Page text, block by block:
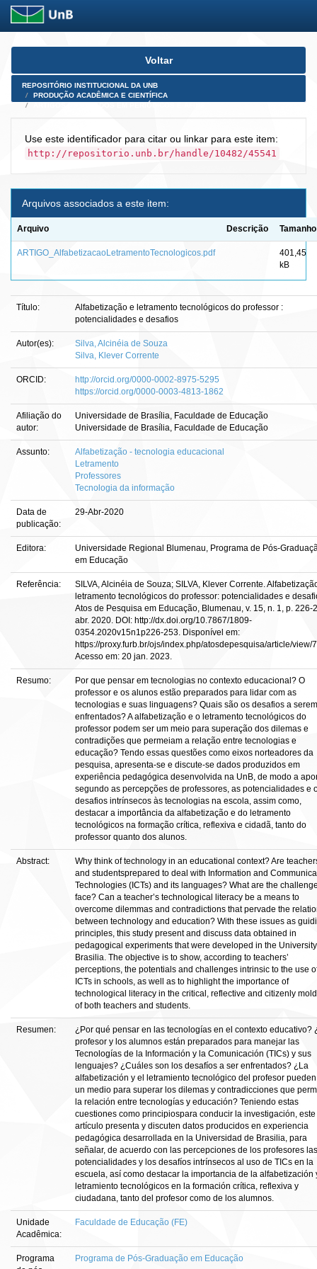
Skip
Voltar
REPOSITÓRIO INSTITUCIONAL DA UNB
PRODUÇÃO ACADÊMICA E CIENTÍFICA
Use este identificador para citar ou linkar para este item:
http://repositorio.unb.br/handle/10482/45541
Arquivos associados a este item:
Arquivo Descrição Tamanho
ARTIGO_AlfabetizacaoLetramentoTecnologicos.pdf
401,45
kB
Título:
Alfabetização e letramento tecnológicos do professor :
potencialidades e desafios
Autor(es):
Silva, Alcinéia de Souza
Silva, Klever Corrente
ORCID:
http://orcid.org/0000-0002-8975-5295
https://orcid.org/0000-0003-4813-1862
Afiliação do
autor:
Universidade de Brasília, Faculdade de Educação
Universidade de Brasília, Faculdade de Educação
Assunto:
Alfabetização - tecnologia educacional
Letramento
Professores
Tecnologia da informação
Data de
publicação:
29-Abr-2020
Editora:
Universidade Regional Blumenau, Programa de Pós-
em Educação
Referência:
SILVA, Alcinéia de Souza; SILVA, Klever Corrente.
letramento tecnológicos do professor: potencialidades e
Atos de Pesquisa em Educação, Blumenau, v. 15, n. 1, p. 226-
abr. 2020. DOI: http://dx.doi.org/10.7867/1809-
0354.2020v15n1p226-253. Disponível em:
https://proxy.furb.br/ojs/index.php/atosdepesquisa/article/view/
Acesso em: 20 jan. 2023.
Resumo:
Por que pensar em tecnologias no contexto educacional? O
professor e os alunos estão preparados para lidar com as
tecnologias e suas linguagens? Quais são os desafios a serem
enfrentados? A alfabetização e o letramento tecnológicos do
professor podem ser um meio para superação dos dilemas e
contradições que permeiam a relação entre tecnologias e
educação? Tendo essas questões como eixos norteadores da
pesquisa, apresenta-se e discute-se dados produzidos em
experiência pedagógica desenvolvida na UnB, de modo a
segundo as percepções de professores, as potencialidades e
desafios intrínsecos às tecnologias na escola, assim como,
destacar a importância da alfabetização e do letramento
tecnológicos na formação crítica, reflexiva e cidadã, tanto do
professor quanto dos alunos.
Abstract:
Why think of technology in an educational context? Are
and studentsprepared to deal with Information and
Technologies (ICTs) and its languages? What are the
face? Can a teacher’s technological literacy be a means to
overcome dilemmas and contradictions that pervade the
between technology and education? With these issues as
principles, this study present and discuss data obtained in
pedagogical experiments that were developed in the
Brasilia. The objective is to show, according to teachers’
perceptions, the potentials and challenges intrinsic to the use
ICTs in schools, as well as to highlight the importance of
technological literacy in the critical, reflective and citizenly
of both teachers and students.
Resumen:
¿Por qué pensar en las tecnologías en el contexto educativo?
profesor y los alumnos están preparados para manejar las
Tecnologías de la Información y la Comunicación (TICs) y sus
lenguajes? ¿Cuáles son los desafíos a ser enfrentados? ¿La
alfabetización y el letramiento tecnológico del profesor
un medio para superar los dilemas y contradicciones que
la relación entre tecnologías y educación? Teniendo estas
cuestiones como principiospara conducir la investigación, este
artículo presenta y discuten datos producidos en experiencia
pedagógica desarrollada en la Universidad de Brasilia, para
señalar, de acuerdo con las percepciones de los profesores las
potencialidades y los desafíos intrínsecos al uso de TICs en la
escuela, así como destacar la importancia de la alfabetización
letramiento tecnológicos en la formación crítica, reflexiva y
ciudadana, tanto del profesor como de los alumnos.
Unidade
Acadêmica:
Faculdade de Educação (FE)
Programa
Programa de Pós-Graduação em Educação